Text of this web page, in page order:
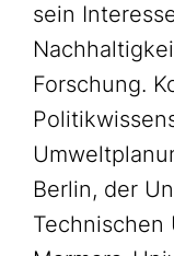
sein
Forschung.
Berlin, der
Technischen